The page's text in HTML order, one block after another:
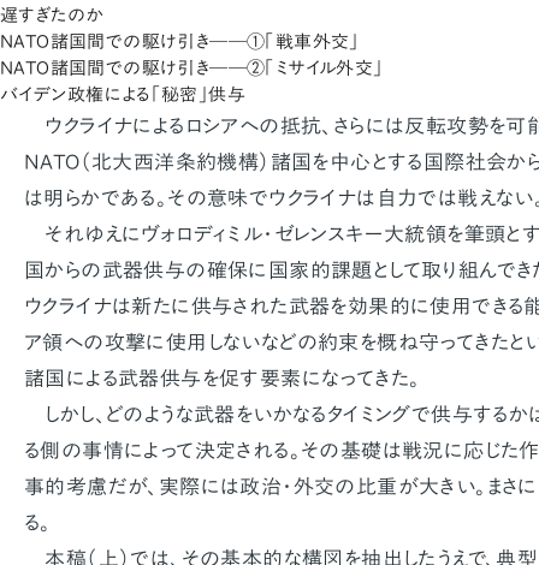
遅すぎたのか
NATO諸国間での駆け引き――①「戦車外交」
NATO諸国間での駆け引き――②「ミサイル外交」
バイデン政権による「秘密」供与
ウクライナによるロシアへの抵抗、さらには反転攻勢を可
NATO（北大西洋条約機構）諸国を中心とする国際社会か
は明らかである。その意味でウクライナは自力では戦えない
それゆえにヴォロディミル・ゼレンスキー大統領を筆頭と
国からの武器供与の確保に国家的課題として取り組んでき
ウクライナは新たに供与された武器を効果的に使用できる
ア領への攻撃に使用しないなどの約束を概ね守ってきたと
諸国による武器供与を促す要素になってきた。
しかし、どのような武器をいかなるタイミングで供与する
る側の事情によって決定される。その基礎は戦況に応じた
事的考慮だが、実際には政治・外交の比重が大きい。まさ
る。
本稿（上）では、その基本的な構図を抽出したうえで、典